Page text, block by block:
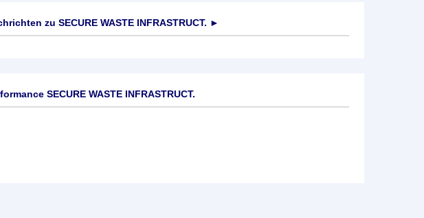
zu SECURE WASTE INFRASTRUCT. ►
SECURE WASTE INFRASTRUCT.